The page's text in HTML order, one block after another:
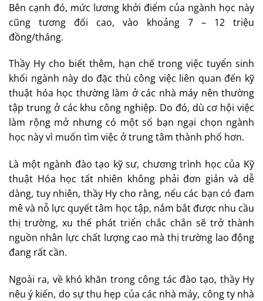
Bên cạnh đó, mức lương khởi điểm của ngành học này
cũng tương đối cao, vào khoảng 7 – 12 triệu
đồng/tháng.
Thầy Hy cho biết thêm, hạn chế trong việc tuyển sinh
khối ngành này do đặc thù công việc liên quan đến kỹ
thuật hóa học thường làm ở các nhà máy nên thường
tập trung ở các khu công nghiệp. Do đó, dù cơ hội việc
làm rộng mở nhưng có một số bạn ngại chọn ngành
học này vì muốn tìm việc ở trung tâm thành phố hơn.
Là một ngành đào tạo kỹ sư, chương trình học của Kỹ
thuật Hóa học tất nhiên không phải đơn giản và dễ
dàng, tuy nhiên, thầy Hy cho rằng, nếu các bạn có đam
mê và nỗ lực quyết tâm học tập, nắm bắt được nhu cầu
thị trường, xu thế phát triển chắc chắn sẽ trở thành
nguồn nhân lực chất lượng cao mà thị trường lao động
đang rất cần.
Ngoài ra, về khó khăn trong công tác đào tạo, thầy Hy
nêu ý kiến, do sự thu hẹp của các nhà máy, công ty nhà